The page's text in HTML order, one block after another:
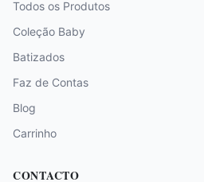
Todos os Produtos
Coleção Baby
Batizados
Faz de Contas
Blog
Carrinho
CONTACTO